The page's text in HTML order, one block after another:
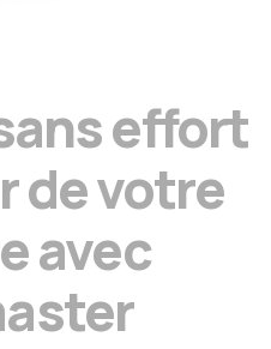
anseffort
rdevotre
eavec
aster